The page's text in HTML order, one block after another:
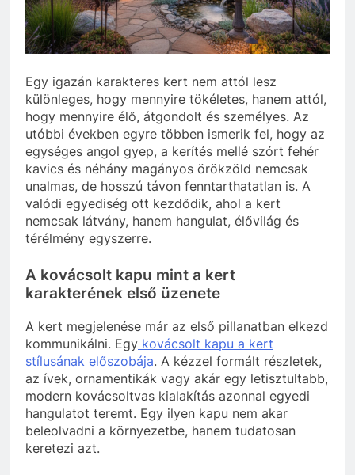
Egy igazán karakteres kert nem attól lesz
különleges, hogy mennyire tökéletes, hanem attól,
hogy mennyire élő, átgondolt és személyes. Az
utóbbi években egyre többen ismerik fel, hogy az
egységes angol gyep, a kerítés mellé szórt fehér
kavics és néhány magányos örökzöld nemcsak
unalmas, de hosszú távon fenntarthatatlan is. A
valódi egyediség ott kezdődik, ahol a kert
nemcsak látvány, hanem hangulat, élővilág és
térélmény egyszerre.
A kovácsolt kapu mint a kert
karakterének első üzenete
A kert megjelenése már az első pillanatban elkezd
kommunikálni. Egy kovácsolt kapu a kert
stílusának előszobája. A kézzel formált részletek,
az ívek, ornamentikák vagy akár egy letisztultabb,
modern kovácsoltvas kialakítás azonnal egyedi
hangulatot teremt. Egy ilyen kapu nem akar
beleolvadni a környezetbe, hanem tudatosan
keretezi azt.